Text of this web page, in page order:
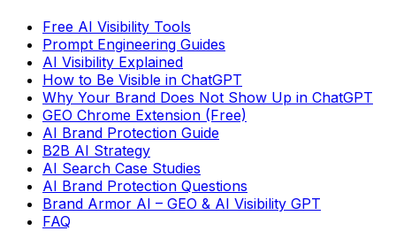
Free AI Visibility Tools
Prompt Engineering Guides
AI Visibility Explained
How to Be Visible in ChatGPT
Why Your Brand Does Not Show Up in ChatGPT
GEO Chrome Extension (Free)
AI Brand Protection Guide
B2B AI Strategy
AI Search Case Studies
AI Brand Protection Questions
Brand Armor AI – GEO & AI Visibility GPT
FAQ